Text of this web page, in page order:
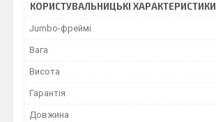
КОРИСТУВАЛЬНИЦЬКІ ХАРАКТЕРИСТИКИ
Jumbo-фреймі
Вага
Висота
Гарантія
Довжина